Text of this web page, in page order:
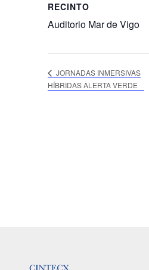
RECINTO
Auditorio Mar de Vigo
JORNADAS INMERSIVAS
HÍBRIDAS ALERTA VERDE